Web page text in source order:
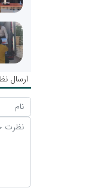
ارسال